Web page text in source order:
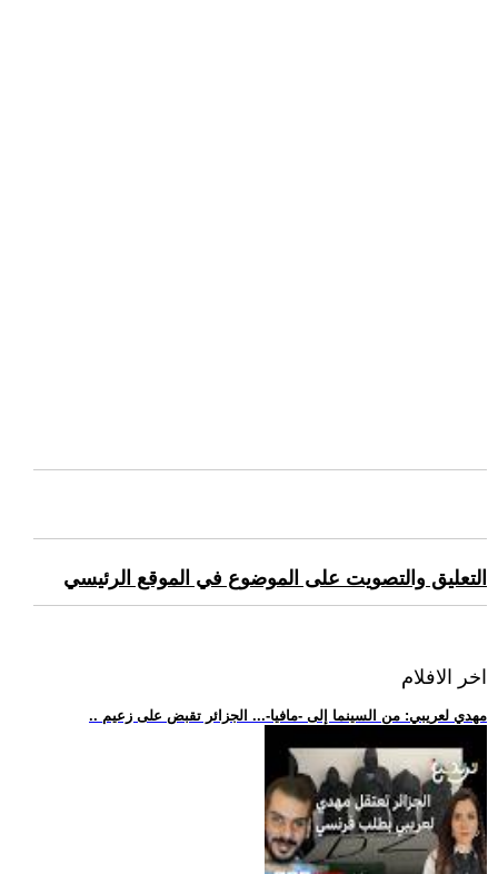
التعليق والتصويت على الموضوع في الموقع الرئيسي
اخر الافلام
.. مهدي لعريبي: من السينما إلى -مافيا-... الجزائر تقبض على زعيم